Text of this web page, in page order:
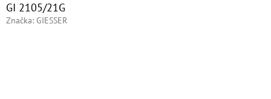
GI 2105/21G
Značka: GIESSER